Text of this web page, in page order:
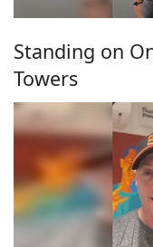
Standing on
Towers